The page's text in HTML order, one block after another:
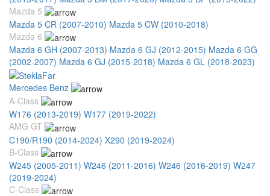
Mazda 5
Mazda 5 CR (2007-2010) Mazda 5 CW (2010-2018)
Mazda 6
Mazda 6 GH (2007-2013) Mazda 6 GJ (2012-2015) Mazda 6 GG
(2002-2007) Mazda 6 GJ (2015-2018) Mazda 6 GL (2018-2023)
Mercedes Benz
A-Class
W176 (2013-2019) W177 (2019-2022)
AMG GT
C190/R190 (2014-2024) X290 (2019-2024)
B-Class
W245 (2005-2011) W246 (2011-2016) W246 (2016-2019) W247
(2019-2024)
C-Class